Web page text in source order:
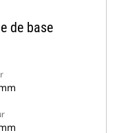
de base